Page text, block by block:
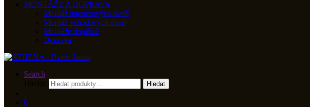
MONTÁŽE A DOPRAVA
Montáž interiérových dveří
Montáž vchodových dveří
Montáže doplňků
Doprava
Search
Hledat
0